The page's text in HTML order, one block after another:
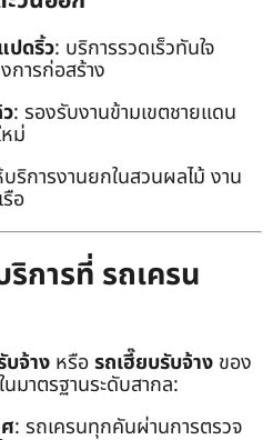
ปดริ้ว: บริการรวดเร็วทันใจ
การก่อสร้าง
: รองรับงานข้ามเขตชายแดน
ม่
บริการงานยกในสวนผลไม้ งาน
อ
ริการที่ รถเครน
บจ้าง หรือรถเฮี๊ยบรับจ้าง ของ
นมาตรฐานระดับสากล:
: รถเครนทุกคันผ่านการตรวจ